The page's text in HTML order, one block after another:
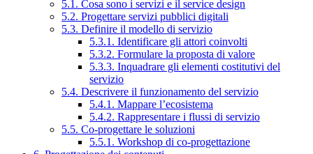
5.1. Cosa sono i servizi e il service design
5.2. Progettare servizi pubblici digitali
5.3. Definire il modello di servizio
5.3.1. Identificare gli attori coinvolti
5.3.2. Formulare la proposta di valore
5.3.3. Inquadrare gli elementi costitutivi del
servizio
5.4. Descrivere il funzionamento del servizio
5.4.1. Mappare l’ecosistema
5.4.2. Rappresentare i flussi di servizio
5.5. Co-progettare le soluzioni
5.5.1. Workshop di co-progettazione